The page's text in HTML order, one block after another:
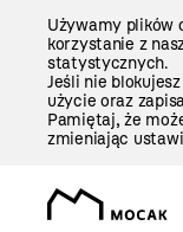
Używamy plików
korzystanie z
statystycznych.
Jeśli nie
użycie oraz
Pamiętaj, że
zmieniając